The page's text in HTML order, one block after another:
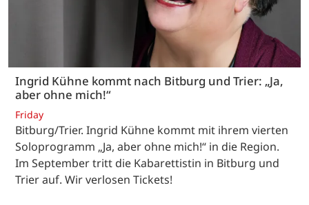
Ingrid Kühne kommt nach Bitburg und Trier: „Ja,
aber ohne mich!“
Friday
Bitburg/Trier. Ingrid Kühne kommt mit ihrem vierten
Soloprogramm „Ja, aber ohne mich!“ in die Region.
Im September tritt die Kabarettistin in Bitburg und
Trier auf. Wir verlosen Tickets!